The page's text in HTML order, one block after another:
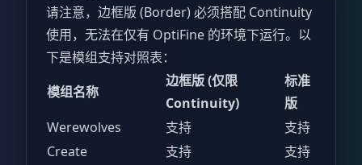
请注意，边框版 (Border) 必须搭配 Continuity
使用，无法在仅有 OptiFine 的环境下运行。以
下是模组支持对照表：
模组名称
边框版 (仅限
Continuity)
标准
版
Werewolves
支持
支持
Create
支持
支持